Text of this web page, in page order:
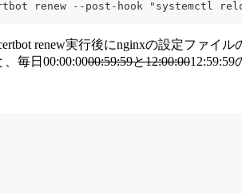
renew --post-hook "systemctl
renew実行後にnginxの設定ファイ
毎日00:00:0000:59:59と12:00:0012:59:59